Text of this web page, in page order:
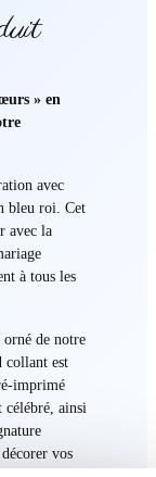
» en
avec
bleu roi. Cet
avec la
à tous les
orné de notre
collant est
imprimé
célébré, ainsi
vos